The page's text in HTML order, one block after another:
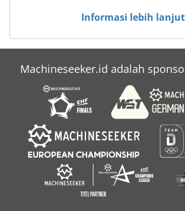
Informasi lebih lanjut
Machineseeker.id adalah